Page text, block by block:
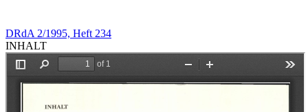
DRdA 2/1995, Heft 234
INHALT